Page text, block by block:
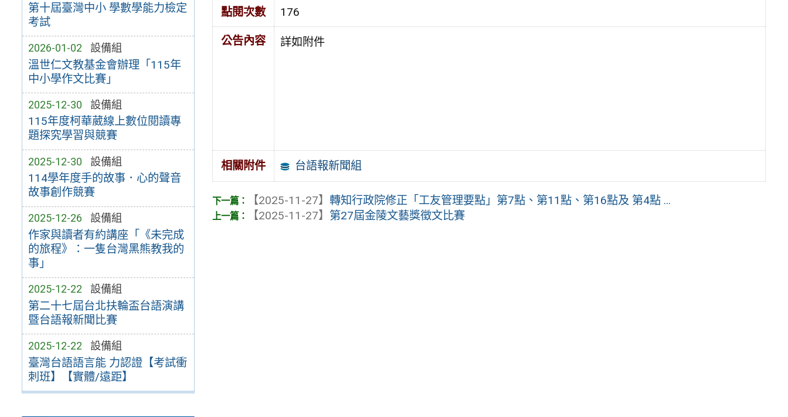
第十屆臺灣中小 學數學能力檢定
考試
2026-01-02 設備組
溫世仁文教基金會辦理「115年
中小學作文比賽」
2025-12-30 設備組
115年度柯華葳線上數位閱讀專
題探究學習與競賽
2025-12-30 設備組
114學年度手的故事．心的聲音
故事創作競賽
2025-12-26 設備組
作家與讀者有約講座「《未完成
的旅程》：一隻台灣黑熊教我的
事」
2025-12-22 設備組
第二十七屆台北扶輪盃台語演講
暨台語報新聞比賽
2025-12-22 設備組
臺灣台語語言能 力認證【考試衝
刺班】【實體/遠距】
點閱次數 176
公告內容 詳如附件
相關附件 台語報新聞組
【2025-11-27】轉知行政院修正「工友管理要點」第7點、第11點、第16點及 第4點 ...
【2025-11-27】 第27屆金陵文藝獎徵文比賽